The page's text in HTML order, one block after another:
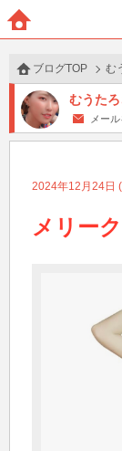
ブログTOP む
むうた
メー
2024年12月24日
メリー